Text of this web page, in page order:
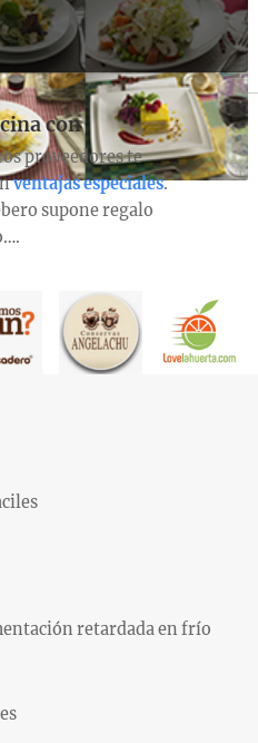
con
proveedores te
ventajas especiales.
supone regalo
retardada en frío